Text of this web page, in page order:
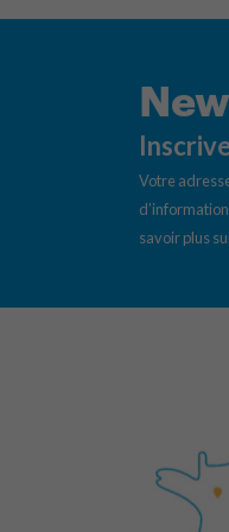
Votre
savoir plus